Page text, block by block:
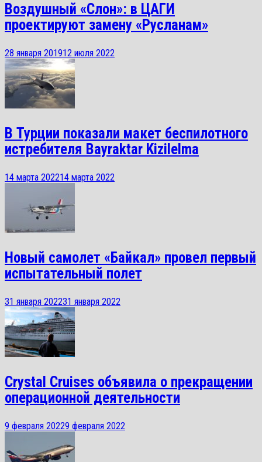
Воздушный «Слон»: в ЦАГИ
проектируют замену «Русланам»
28 января 201912 июля 2022
В Турции показали макет беспилотного
истребителя Bayraktar Kizilelma
14 марта 202214 марта 2022
Новый самолет «Байкал» провел первый
испытательный полет
31 января 202231 января 2022
Crystal Cruises объявила о прекращении
операционной деятельности
9 февраля 20229 февраля 2022